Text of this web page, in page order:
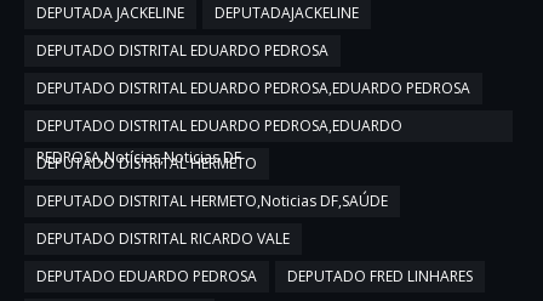
DEPUTADA JACKELINE
DEPUTADAJACKELINE
DEPUTADO DISTRITAL EDUARDO PEDROSA
DEPUTADO DISTRITAL EDUARDO PEDROSA,EDUARDO PEDROSA
DEPUTADO DISTRITAL EDUARDO PEDROSA,EDUARDO
PEDROSA,Notícias,Noticias DF
DEPUTADO DISTRITAL HERMETO
DEPUTADO DISTRITAL HERMETO,Noticias DF,SAÚDE
DEPUTADO DISTRITAL RICARDO VALE
DEPUTADO EDUARDO PEDROSA
DEPUTADO FRED LINHARES